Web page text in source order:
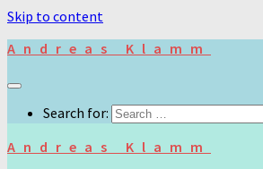
Skip to content
Andreas Klamm
Search for:
Andreas Klamm